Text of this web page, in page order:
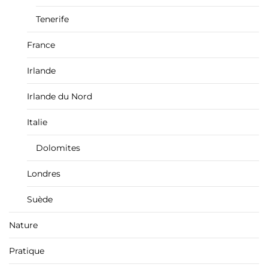
Tenerife
France
Irlande
Irlande du Nord
Italie
Dolomites
Londres
Suède
Nature
Pratique